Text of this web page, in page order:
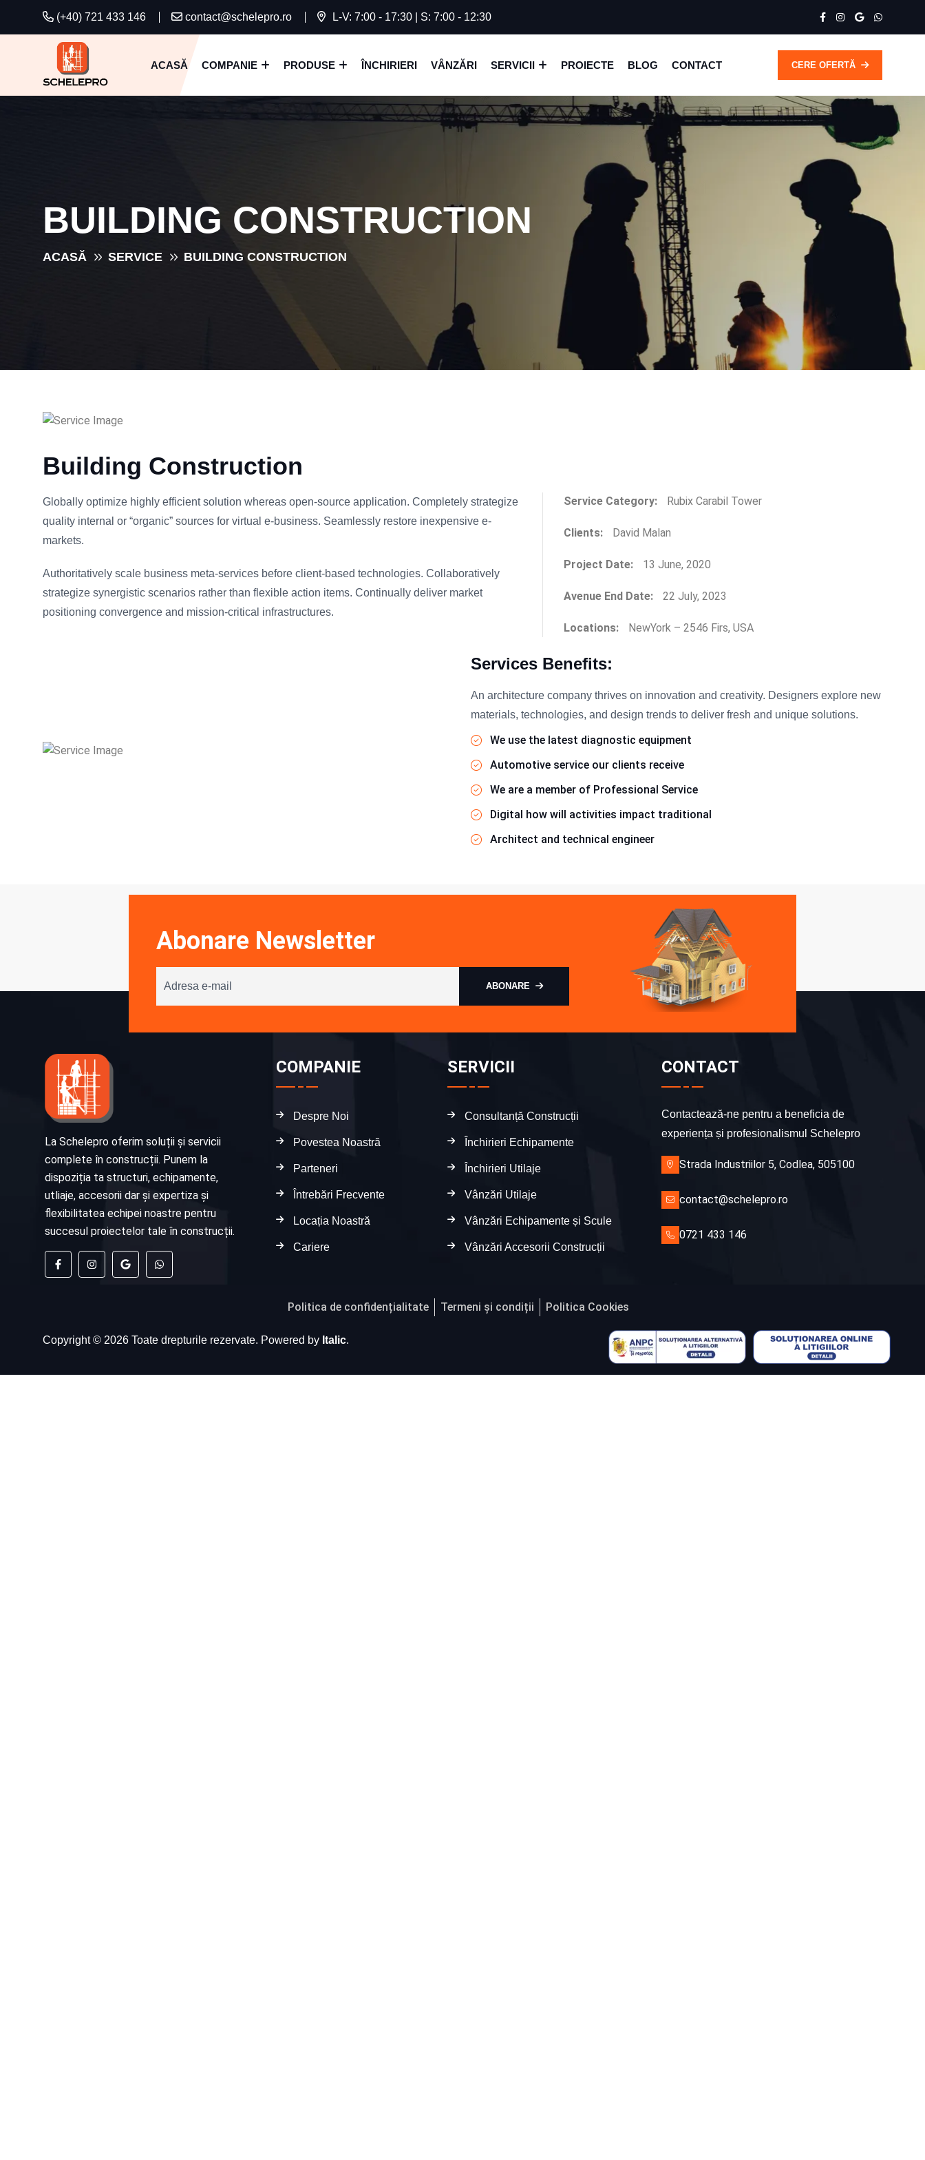
(+40) 721 433 146 contact@schelepro.ro L-V: 7:00 - 17:30 | S: 7:00 - 12:30
ACASĂ COMPANIE PRODUSE ÎNCHIRIERI VÂNZĂRI SERVICII PROIECTE BLOG CONTACT CERE OFERTĂ
BUILDING CONSTRUCTION
ACASĂ SERVICE BUILDING CONSTRUCTION
Building Construction
Globally optimize highly efficient solution whereas open-source application. Completely strategize
quality internal or “organic” sources for virtual e-business. Seamlessly restore inexpensive e-
markets.
Authoritatively scale business meta-services before client-based technologies. Collaboratively
strategize synergistic scenarios rather than flexible action items. Continually deliver market
positioning convergence and mission-critical infrastructures.
Service Category: Rubix Carabil Tower
Clients: David Malan
Project Date: 13 June, 2020
Avenue End Date: 22 July, 2023
Locations: NewYork – 2546 Firs, USA
Services Benefits:
An architecture company thrives on innovation and creativity. Designers explore new
materials, technologies, and design trends to deliver fresh and unique solutions.
We use the latest diagnostic equipment
Automotive service our clients receive
We are a member of Professional Service
Digital how will activities impact traditional
Architect and technical engineer
Abonare Newsletter
ABONARE
La Schelepro oferim soluții și servicii
complete în construcții. Punem la
dispoziția ta structuri, echipamente,
utliaje, accesorii dar și expertiza și
flexibilitatea echipei noastre pentru
succesul proiectelor tale în construcții.
COMPANIE
Despre Noi
Povestea Noastră
Parteneri
Întrebări Frecvente
Locația Noastră
Cariere
SERVICII
Consultanță Construcții
Închirieri Echipamente
Închirieri Utilaje
Vânzări Utilaje
Vânzări Echipamente și Scule
Vânzări Accesorii Construcții
CONTACT
Contactează-ne pentru a beneficia de
experiența și profesionalismul Schelepro
Strada Industriilor 5, Codlea, 505100
contact@schelepro.ro
0721 433 146
Politica de confidențialitate Termeni și condiții Politica Cookies
Copyright © 2026 Toate drepturile rezervate. Powered by Italic.